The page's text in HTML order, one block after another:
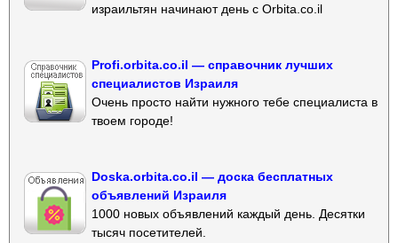
израильтян начинают день с Orbita.co.il
Profi.orbita.co.il — справочник лучших
специалистов Израиля
Очень просто найти нужного тебе специалиста в
твоем городе!
Doska.orbita.co.il — доска бесплатных
объявлений Израиля
1000 новых объявлений каждый день. Десятки
тысяч посетителей.